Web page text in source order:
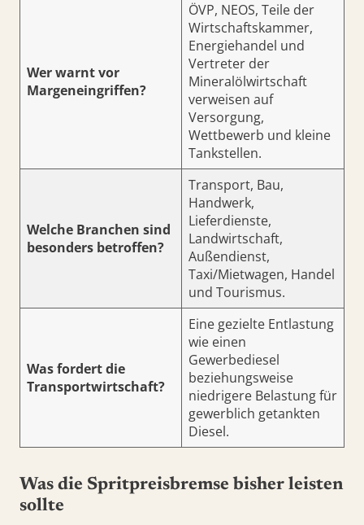
Wer warnt vor
Margeneingriffen?
ÖVP, NEOS, Teile der
Wirtschaftskammer,
Energiehandel und
Vertreter der
Mineralölwirtschaft
verweisen auf
Versorgung,
Wettbewerb und kleine
Tankstellen.
Welche Branchen sind
besonders betroffen?
Transport, Bau,
Handwerk,
Lieferdienste,
Landwirtschaft,
Außendienst,
Taxi/Mietwagen, Handel
und Tourismus.
Was fordert die
Transportwirtschaft?
Eine gezielte Entlastung
wie einen
Gewerbediesel
beziehungsweise
niedrigere Belastung für
gewerblich getankten
Diesel.
Was die Spritpreisbremse bisher leisten
sollte